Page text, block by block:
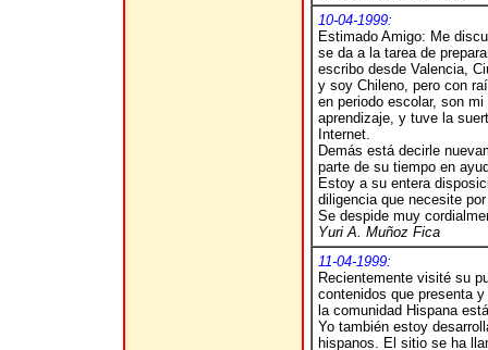
10-04-1999:
Estimado Amigo: Me
se da a la tarea de
escribo desde Valencia,
y soy Chileno, pero con
en periodo escolar, son
aprendizaje, y tuve la
Internet.
Demás está decirle
parte de su tiempo en
Estoy a su entera
diligencia que necesite
Se despide muy
Yuri A. Muñoz Fica
11-04-1999:
Recientemente visité su
contenidos que presenta
la comunidad Hispana
Yo también estoy
hispanos. El sitio se ha